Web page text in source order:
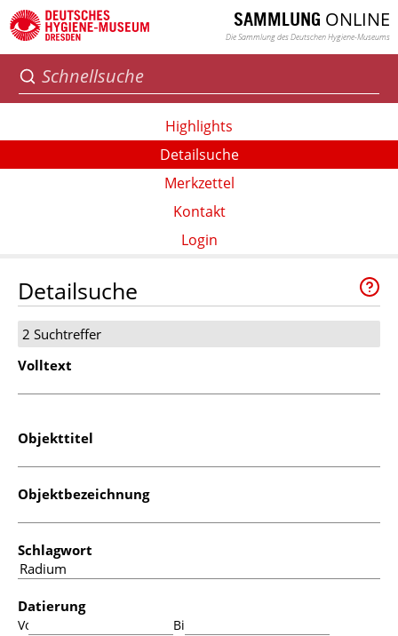
SAMMLUNG ONLINE
Die Sammlung des Deutschen Hygiene-Museums
Highlights
Detailsuche
Merkzettel
Kontakt
Login
Detailsuche
2 Suchtreffer
Volltext
Objekttitel
Objektbezeichnung
Schlagwort
Datierung
Von: Bis: